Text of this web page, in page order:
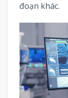
đoạn khác.